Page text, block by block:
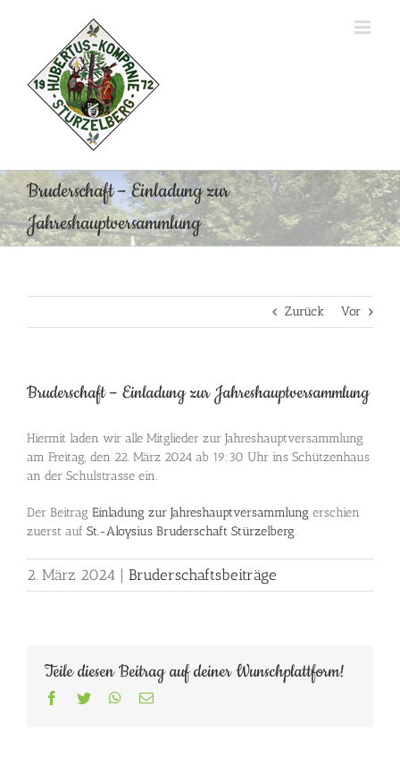
Bruderschaft – Einladung zur
Jahreshauptversammlung
Zurück Vor
Bruderschaft – Einladung zur Jahreshauptversammlung
Hiermit laden wir alle Mitglieder zur Jahreshauptversammlung
am Freitag, den 22. März 2024 ab 19:30 Uhr ins Schützenhaus
an der Schulstrasse ein.
Der Beitrag Einladung zur Jahreshauptversammlung erschien
zuerst auf St.-Aloysius Bruderschaft Stürzelberg.
2. März 2024 | Bruderschaftsbeiträge
Teile diesen Beitrag auf deiner Wunschplattform!
Facebook
Twitter WhatsApp
E-